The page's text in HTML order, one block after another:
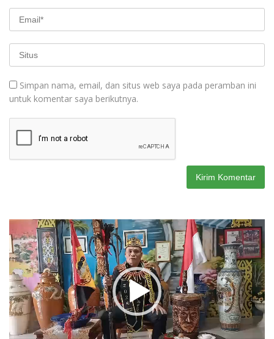
Simpan nama, email, dan situs web saya pada peramban ini
untuk komentar saya berikutnya.
Pemutar
Video